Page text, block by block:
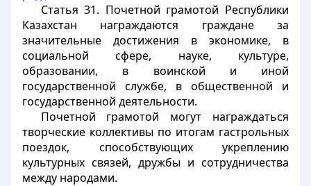
Статья 31. Почетной грамотой Республики
Казахстан награждаются граждане за
значительные достижения в экономике, в
социальной сфере, науке, культуре,
образовании, в воинской и иной
государственной службе, в общественной и
государственной деятельности.
Почетной грамотой могут награждаться
творческие коллективы по итогам гастрольных
поездок, способствующих укреплению
культурных связей, дружбы и сотрудничества
между народами.